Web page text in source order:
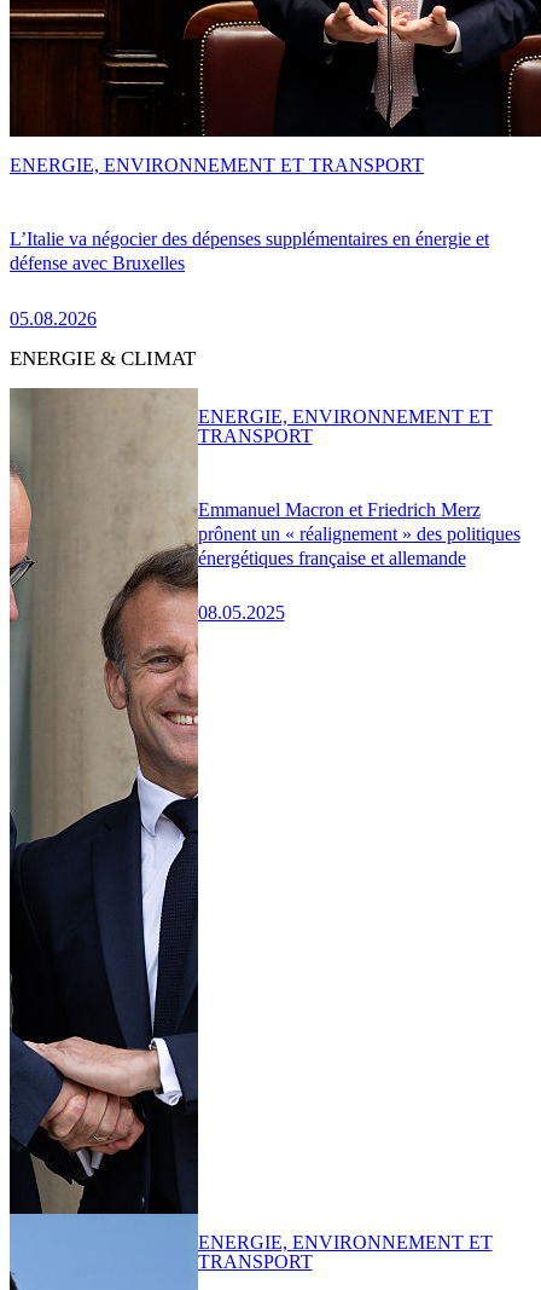
L’Italie va négocier des dépenses supplémentaires en énergie et
défense avec Bruxelles
05.08.2026
ENERGIE, ENVIRONNEMENT ET TRANSPORT
ENERGIE & CLIMAT
Emmanuel Macron et Friedrich Merz
prônent un « réalignement » des politiques
énergétiques française et allemande
08.05.2025
ENERGIE, ENVIRONNEMENT ET
TRANSPORT
ENERGIE, ENVIRONNEMENT ET
TRANSPORT